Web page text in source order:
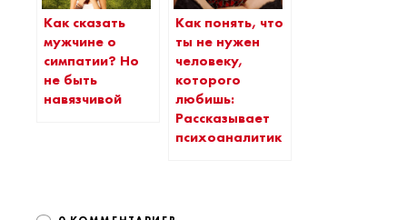
Как сказать
мужчине о
симпатии? Но
не быть
навязчивой
Как понять, что
ты не нужен
человеку,
которого
любишь:
Рассказывает
психоаналитик